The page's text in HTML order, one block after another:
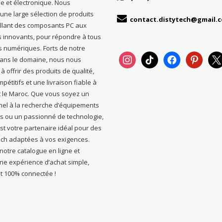
et électronique. Nous
large sélection de produits
des composants PC aux
innovants, pour répondre à tous
numériques. Forts de notre
le domaine, nous nous
offrir des produits de qualité,
et une livraison fiable à
Maroc. Que vous soyez un
à la recherche d’équipements
ou un passionné de technologie,
votre partenaire idéal pour des
adaptées à vos exigences.
catalogue en ligne et
expérience d’achat simple,
100% connectée !
instagramtiktok facebookpinterest
x